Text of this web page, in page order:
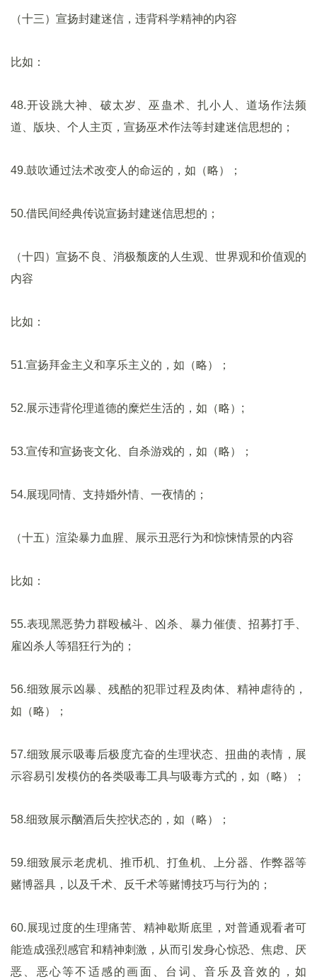
（十三）宣扬封建迷信，违背科学精神的内容
比如：
48.开设跳大神、破太岁、巫蛊术、扎小人、道场作法频
道、版块、个人主页，宣扬巫术作法等封建迷信思想的；
49.鼓吹通过法术改变人的命运的，如（略）；
50.借民间经典传说宣扬封建迷信思想的；
（十四）宣扬不良、消极颓废的人生观、世界观和价值观的
内容
比如：
51.宣扬拜金主义和享乐主义的，如（略）；
52.展示违背伦理道德的糜烂生活的，如（略）;
53.宣传和宣扬丧文化、自杀游戏的，如（略）；
54.展现同情、支持婚外情、一夜情的；
（十五）渲染暴力血腥、展示丑恶行为和惊悚情景的内容
比如：
55.表现黑恶势力群殴械斗、凶杀、暴力催债、招募打手、
雇凶杀人等猖狂行为的；
56.细致展示凶暴、残酷的犯罪过程及肉体、精神虐待的，
如（略）；
57.细致展示吸毒后极度亢奋的生理状态、扭曲的表情，展
示容易引发模仿的各类吸毒工具与吸毒方式的，如（略）；
58.细致展示酗酒后失控状态的，如（略）；
59.细致展示老虎机、推币机、打鱼机、上分器、作弊器等
赌博器具，以及千术、反千术等赌博技巧与行为的；
60.展现过度的生理痛苦、精神歇斯底里，对普通观看者可
能造成强烈感官和精神刺激，从而引发身心惊恐、焦虑、厌
恶、恶心等不适感的画面、台词、音乐及音效的，如